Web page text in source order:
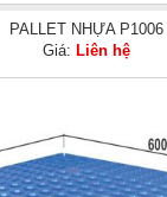
*) Lưu ý: Pallet nhựa này không dùng được cho
các loại xe nâng. Chỉ để cố định một vị trí
PALLET NHỰA P1006
Giá: Liên hệ